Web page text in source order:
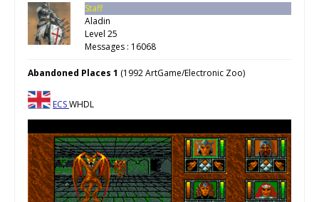
Staff
Aladin
Level 25
Messages : 16068
Abandoned Places 1 (1992 ArtGame/Electronic Zoo)
ECSWHDL